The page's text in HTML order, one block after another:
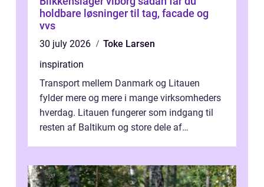
holdbare løsninger til tag, facade og
vvs
30 july 2026
Toke Larsen
inspiration
Transport mellem Danmark og Litauen
fylder mere og mere i mange virksomheders
hverdag. Litauen fungerer som indgang til
resten af Baltikum og store dele af